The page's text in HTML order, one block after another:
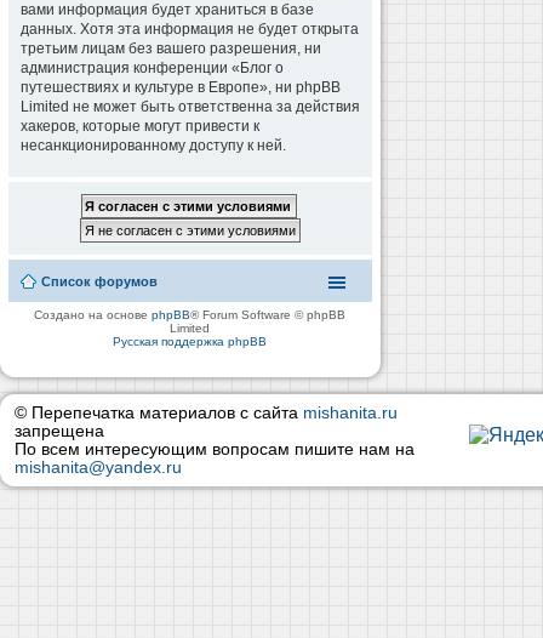
вами информация будет храниться в базе
данных. Хотя эта информация не будет открыта
третьим лицам без вашего разрешения, ни
администрация конференции «Блог о
путешествиях и культуре в Европе», ни phpBB
Limited не может быть ответственна за действия
хакеров, которые могут привести к
несанкционированному доступу к ней.
Список форумов
Создано на основеphpBB® Forum Software © phpBB
Limited
Русская поддержка phpBB
© Перепечатка материалов с сайта mishanita.ru
запрещена
По всем интересующим вопросам пишите нам на
mishanita@yandex.ru